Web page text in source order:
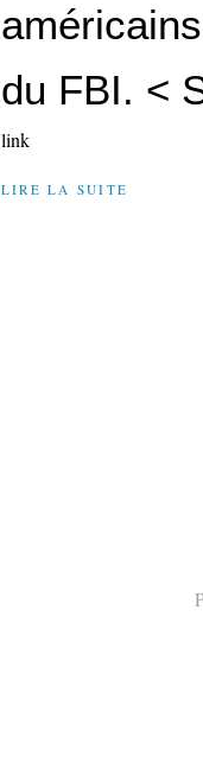
du FBI. <
link
LIRE LA SUITE